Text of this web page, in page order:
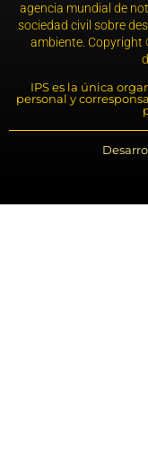
agencia mundial de
sociedad civil sobre
ambiente. Copyright
IPS es la única
personal y